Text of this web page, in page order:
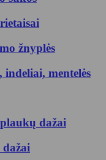
žnyplės
indeliai, mentelės
dažai